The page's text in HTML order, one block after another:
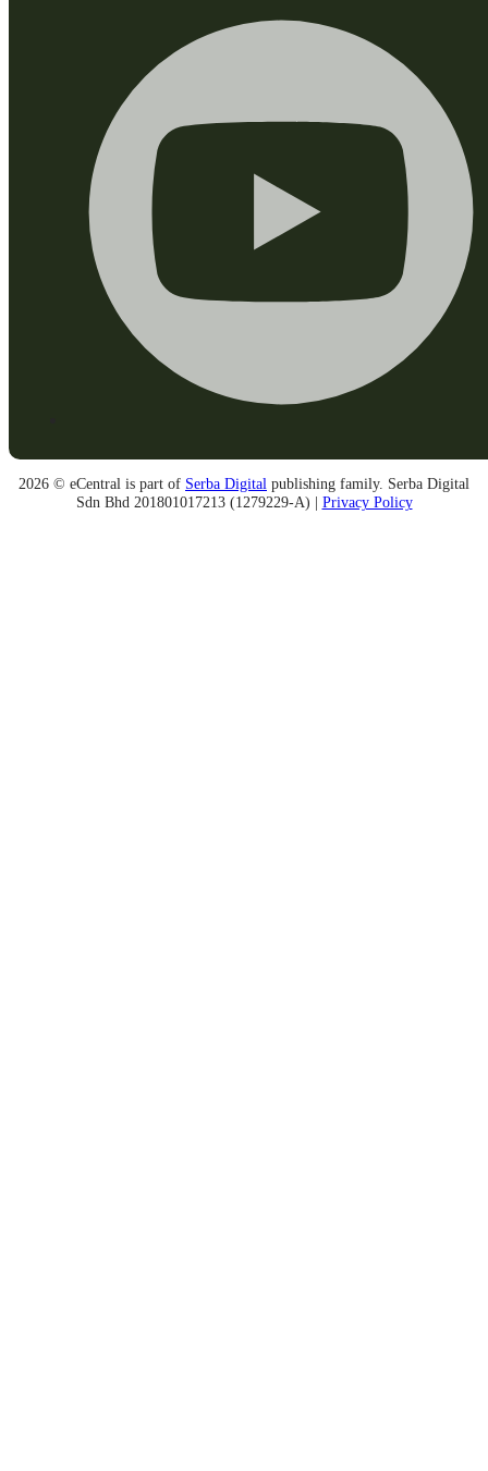
2026 © eCentral is part of Serba Digital publishing family. Serba Digital
Sdn Bhd 201801017213 (1279229-A) | Privacy Policy